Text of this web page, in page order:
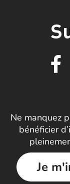
Ne manquez
bénéficier
Je